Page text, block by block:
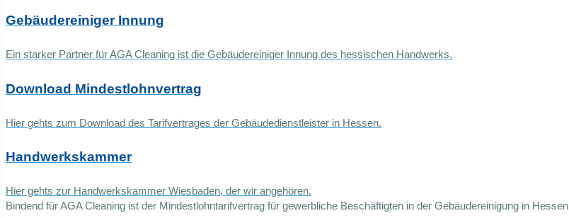
Gebäudereiniger Innung
Ein starker Partner für AGA Cleaning ist die Gebäudereiniger Innung des hessischen Handwerks.
Download Mindestlohnvertrag
Hier gehts zum Download des Tarifvertrages der Gebäudedienstleister in Hessen.
Handwerkskammer
Hier gehts zur Handwerkskammer Wiesbaden, der wir angehören.
Bindend für AGA Cleaning ist der Mindestlohntarifvertrag für gewerbliche Beschäftigten in der Gebäudereinigung in Hessen